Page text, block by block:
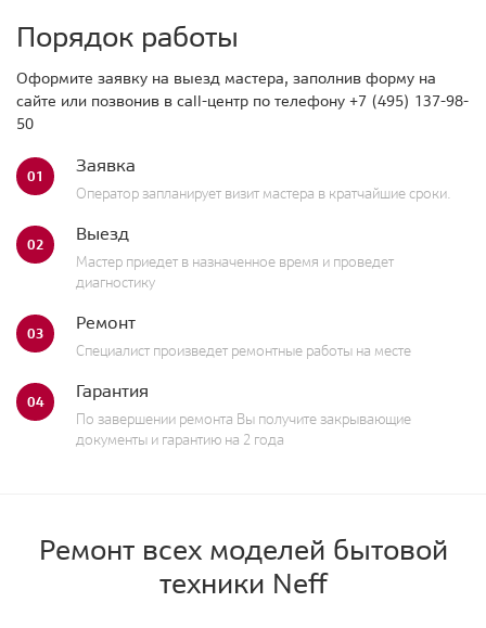
Порядок работы
Оформите заявку на выезд мастера, заполнив форму на
сайте или позвонив в call-центр по телефону +7 (495) 137-98-
50
01 Заявка
Оператор запланирует визит мастера в кратчайшие сроки.
02 Выезд
Мастер приедет в назначенное время и проведет
диагностику
03 Ремонт
Специалист произведет ремонтные работы на месте
04 Гарантия
По завершении ремонта Вы получите закрывающие
документы и гарантию на 2 года
Ремонт всех моделей бытовой
техники Neff